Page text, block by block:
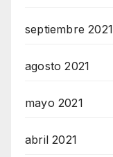
septiembre 2021
agosto 2021
mayo 2021
abril 2021